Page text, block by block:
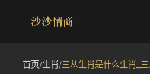
沙沙情商
首页/生肖/三从生肖是什么生肖_